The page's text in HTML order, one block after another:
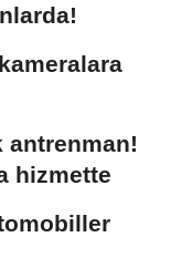
antrenman!
hizmette